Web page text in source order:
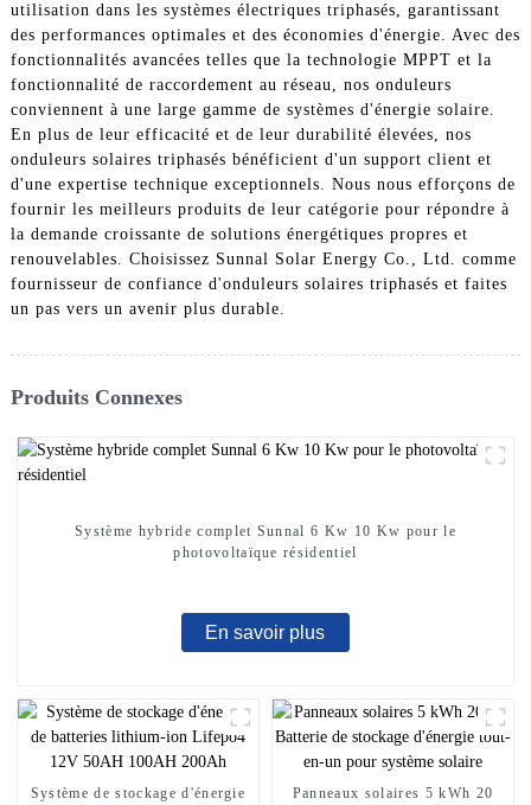
utilisation dans les systèmes électriques triphasés, garantissant
des performances optimales et des économies d'énergie. Avec des
fonctionnalités avancées telles que la technologie MPPT et la
fonctionnalité de raccordement au réseau, nos onduleurs
conviennent à une large gamme de systèmes d'énergie solaire.
En plus de leur efficacité et de leur durabilité élevées, nos
onduleurs solaires triphasés bénéficient d'un support client et
d'une expertise technique exceptionnels. Nous nous efforçons de
fournir les meilleurs produits de leur catégorie pour répondre à
la demande croissante de solutions énergétiques propres et
renouvelables. Choisissez Sunnal Solar Energy Co., Ltd. comme
fournisseur de confiance d'onduleurs solaires triphasés et faites
un pas vers un avenir plus durable.
Produits Connexes
Système hybride complet Sunnal 6 Kw 10 Kw pour le
photovoltaïque résidentiel
En savoir plus
Système de stockage d'énergie
Panneaux solaires 5 kWh 20